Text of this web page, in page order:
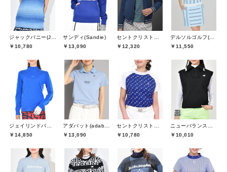
￥10,780
サンディ(Sandie)
￥13,090
￥12,320
￥11,550
￥14,850
￥13,090
￥10,780
￥10,010